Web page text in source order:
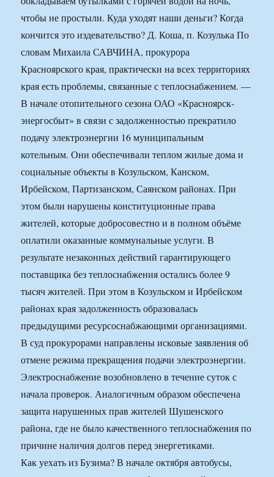
чтобы не простыли. Куда уходят наши деньги? Когда
кончится это издевательство? Д. Коша, п. Козулька По
словам Михаила САВЧИНА, прокурора
Красноярского края, практически на всех территориях
края есть проблемы, связанные с теплоснабжением. —
В начале отопительного сезона ОАО «Красноярск­
энергосбыт» в связи с задолженностью прекратило
подачу электроэнергии 16 муниципальным
котельным. Они обеспечивали теплом жилые дома и
социальные объекты в Козульском, Канском,
Ирбейском, Партизанском, Саянском районах. При
этом были нарушены конституционные права
жителей, которые добросовестно и в полном объёме
оплатили оказанные коммунальные услуги. В
результате незаконных действий гарантирующего
поставщика без теплоснабжения остались более 9
тысяч жителей. При этом в Козульском и Ирбейском
районах края задолженность образовалась
предыдущими ресурсоснабжающими организациями.
В суд прокурорами направлены исковые заявления об
отмене режима прекращения подачи электроэнергии.
Электроснабжение возобновлено в течение суток с
начала проверок. Аналогичным образом обеспечена
защита нарушенных прав жителей Шушенского
района, где не было качественного теплоснабжения по
причине наличия долгов перед энергетиками.
Как уехать из Бузима? В начале октября автобусы,